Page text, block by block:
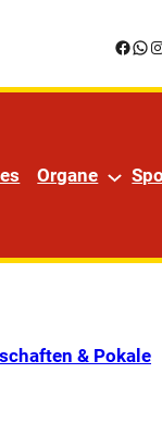
Organe
& Pokale